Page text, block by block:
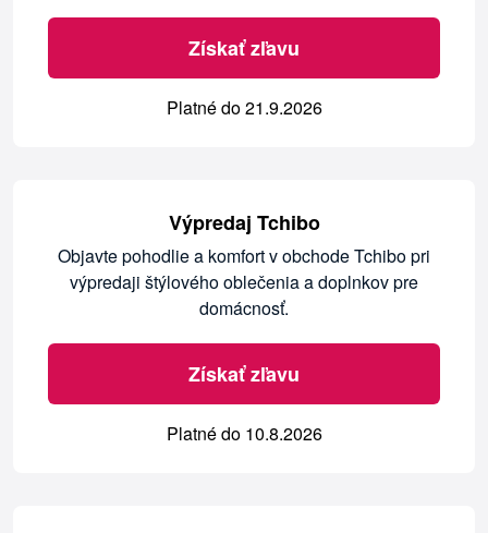
Získať zľavu
Platné do 21.9.2026
Výpredaj Tchibo
Objavte pohodlie a komfort v obchode Tchibo pri
výpredaji štýlového oblečenia a doplnkov pre
domácnosť.
Získať zľavu
Platné do 10.8.2026